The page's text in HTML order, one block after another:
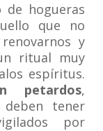
de hogueras
que no
y
ritual muy
espíritus.
petardos,
tener
por